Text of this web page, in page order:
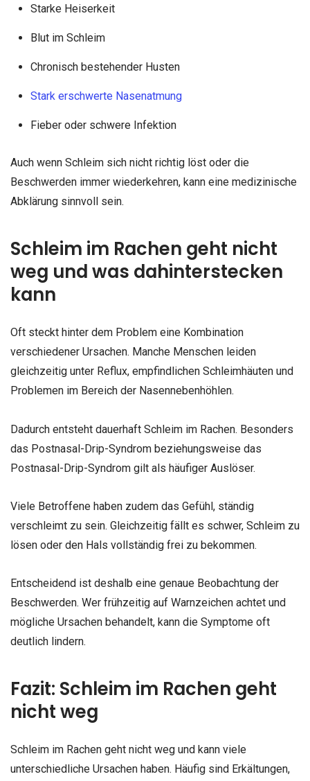
Starke Heiserkeit
Blut im Schleim
Chronisch bestehender Husten
Stark erschwerte Nasenatmung
Fieber oder schwere Infektion
Auch wenn Schleim sich nicht richtig löst oder die
Beschwerden immer wiederkehren, kann eine medizinische
Abklärung sinnvoll sein.
Schleim im Rachen geht nicht
weg und was dahinterstecken
kann
Oft steckt hinter dem Problem eine Kombination
verschiedener Ursachen. Manche Menschen leiden
gleichzeitig unter Reflux, empfindlichen Schleimhäuten und
Problemen im Bereich der Nasennebenhöhlen.
Dadurch entsteht dauerhaft Schleim im Rachen. Besonders
das Postnasal-Drip-Syndrom beziehungsweise das
Postnasal-Drip-Syndrom gilt als häufiger Auslöser.
Viele Betroffene haben zudem das Gefühl, ständig
verschleimt zu sein. Gleichzeitig fällt es schwer, Schleim zu
lösen oder den Hals vollständig frei zu bekommen.
Entscheidend ist deshalb eine genaue Beobachtung der
Beschwerden. Wer frühzeitig auf Warnzeichen achtet und
mögliche Ursachen behandelt, kann die Symptome oft
deutlich lindern.
Fazit: Schleim im Rachen geht
nicht weg
Schleim im Rachen geht nicht weg und kann viele
unterschiedliche Ursachen haben. Häufig sind Erkältungen,